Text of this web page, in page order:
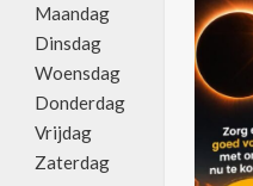
Maandag
Dinsdag
Woensdag
Donderdag
Vrijdag
Zaterdag